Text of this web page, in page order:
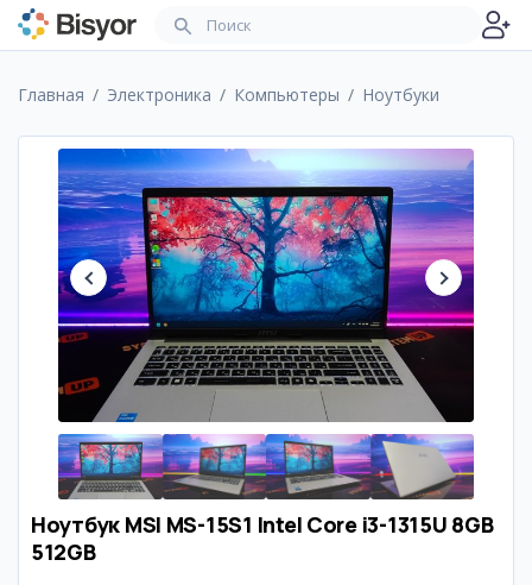
Главная Электроника Компьютеры Ноутбуки
Ноутбук MSI MS-15S1 Intel Core i3-1315U 8GB
512GB